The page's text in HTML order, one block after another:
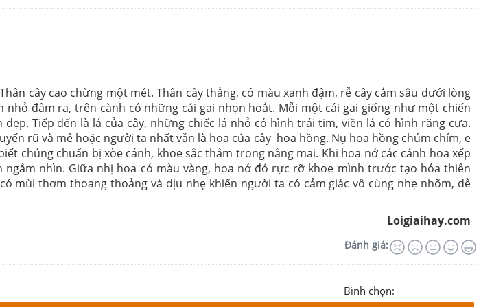
cao chừng một mét. Thân cây thẳng, có màu xanh đậm, rễ cây cắm sâu dưới lòng
đâm ra, trên cành có những cái gai nhọn hoắt. Mỗi một cái gai giống như một chiến
Tiếp đến là lá của cây, những chiếc lá nhỏ có hình trái tim, viền lá có hình răng cưa.
rũ và mê hoặc người ta nhất vẫn là hoa của cây hoa hồng. Nụ hoa hồng chúm chím, e
chúng chuẩn bị xòe cánh, khoe sắc thắm trong nắng mai. Khi hoa nở các cánh hoa xếp
nhìn. Giữa nhị hoa có màu vàng, hoa nở đỏ rực rỡ khoe mình trước tạo hóa thiên
mùi thơm thoang thoảng và dịu nhẹ khiến người ta có cảm giác vô cùng nhẹ nhõm, dễ
Loigiaihay.com
Đánh giá:
Bình chọn: